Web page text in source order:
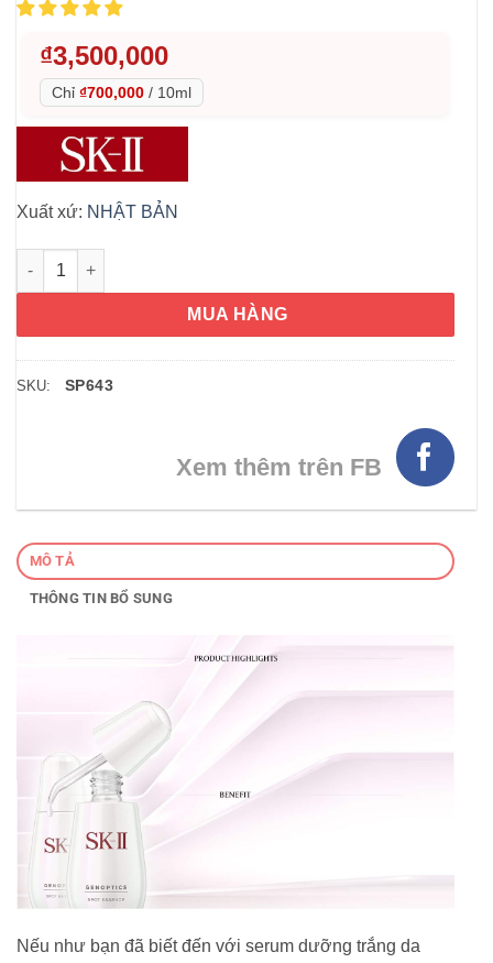
₫3,500,000
Chỉ ₫700,000 / 10ml
Xuất xứ: NHẬT BẢN
Serum xóa thâm nám SK-II GENOPTICS Spot Essence 50ml số
MUA HÀNG
SKU: SP643
Xem thêm trên FB
MÔ TẢ
THÔNG TIN BỔ SUNG
Nếu như bạn đã biết đến với serum dưỡng trắng da